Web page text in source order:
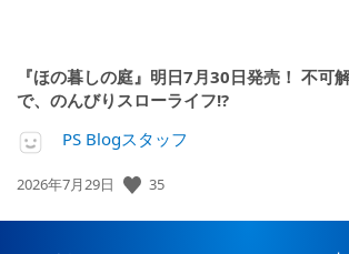
『ほの暮しの庭』明日7月30日発売！ 不可
で、のんびりスローライフ!?
PS Blogスタッフ
公
日:
2026年7月29日 35